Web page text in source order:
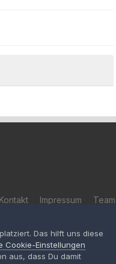
Kontakt Impressum Team
Das hilft uns diese
Cookie-Einstellungen
aus, dass Du damit